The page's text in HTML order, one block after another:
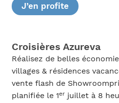
J’en profite
Croisières Azureva
Réalisez de belles
villages & résidences
vente flash de
planifiée le 1erjuillet à 8